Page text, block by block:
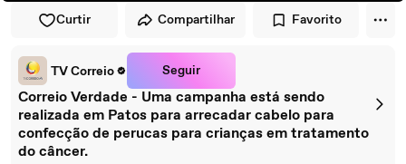
Curtir Compartilhar Favorito
TV Correio Seguir
Correio Verdade - Uma campanha está sendo
realizada em Patos para arrecadar cabelo para
confecção de perucas para crianças em tratamento
do câncer.